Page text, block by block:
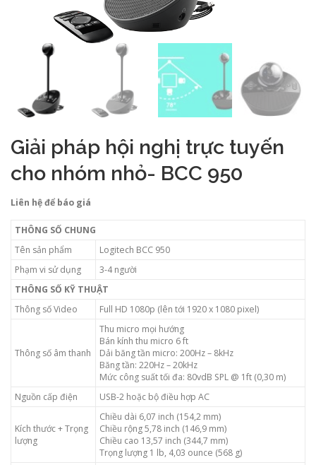
Giải pháp hội nghị trực tuyến
cho nhóm nhỏ- BCC 950
Liên hệ để báo giá
THÔNG SỐ CHUNG
Tên sản phẩm
Logitech BCC 950
Phạm vi sử dụng
3-4 người
THÔNG SỐ KỸ THUẬT
Thông số Video
Full HD 1080p (lên tới 1920 x 1080 pixel)
Thông số âm thanh
Thu micro mọi hướng
Bán kính thu micro 6 ft
Dải băng tần micro: 200Hz – 8kHz
Băng tần: 220Hz – 20kHz
Mức công suất tối đa: 80vdB SPL @ 1ft (0,30 m)
Nguồn cấp điện
USB-2 hoặc bộ điều hợp AC
Kích thước + Trọng
lượng
Chiều dài 6,07 inch (154,2 mm)
Chiều rộng 5,78 inch (146,9 mm)
Chiều cao 13,57 inch (344,7 mm)
Trọng lượng 1 lb, 4,03 ounce (568 g)